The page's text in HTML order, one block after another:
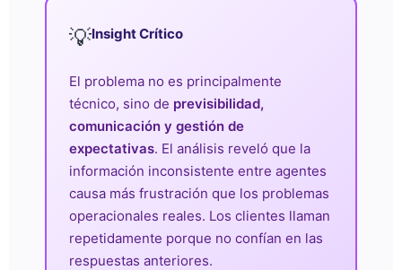
💡Insight Crítico
El problema no es principalmente
técnico, sino de previsibilidad,
comunicación y gestión de
expectativas. El análisis reveló que la
información inconsistente entre agentes
causa más frustración que los problemas
operacionales reales. Los clientes llaman
repetidamente porque no confían en las
respuestas anteriores.